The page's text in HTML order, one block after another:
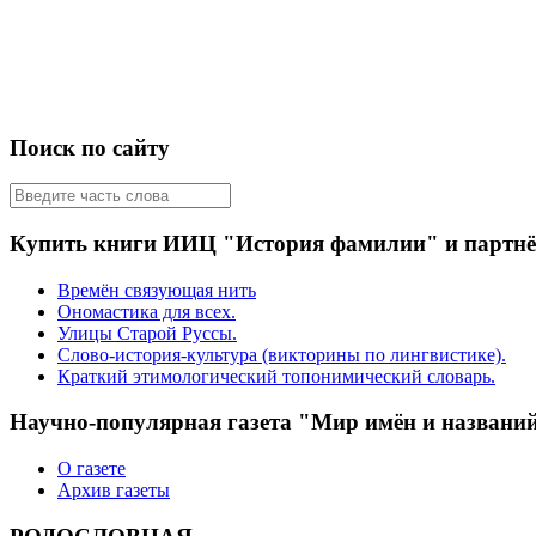
Поиск по сайту
Купить книги ИИЦ "История фамилии" и
Времён связующая нить
Ономастика для всех.
Улицы Старой Руссы.
Слово-история-культура (викторины по лингвистике).
Краткий этимологический топонимический словарь.
Научно-популярная газета "Мир имён и
О газете
Архив газеты